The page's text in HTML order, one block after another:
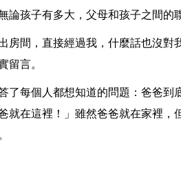
論孩子有多大，父母和孩子之間的
房間，直接經過我，什麼話也沒
留言。
了每個人都想知道的問題：爸爸到
就在這裡！」雖然爸爸就在家裡，